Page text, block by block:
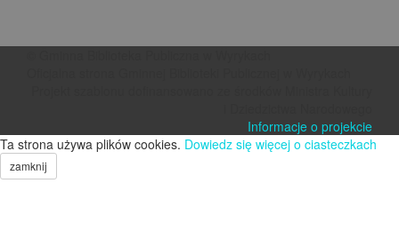
Informacje o projekcie
Ta strona używa plików cookies. Dowiedz się więcej o ciasteczkach
zamknij